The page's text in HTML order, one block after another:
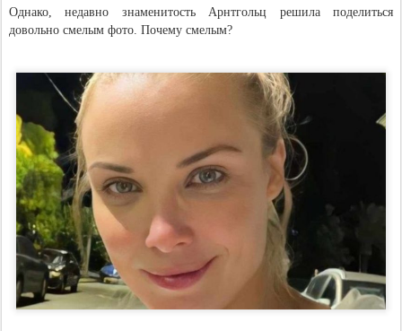
Однако, недавно знаменитость Арнтгольц решила поделиться
довольно смелым фото. Почему смелым?